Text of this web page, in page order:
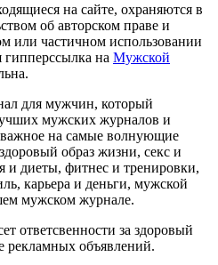
на сайте, охраняются в
об авторском праве и
или частичном использовании
гипперссылка на Мужской
для мужчин, который
мужских журналов и
на самые волнующие
образ жизни, секс и
и диеты, фитнес и тренировки,
карьера и деньги, мужской
мужском журнале.
ответсвенности за здоровый
рекламных объявлений.